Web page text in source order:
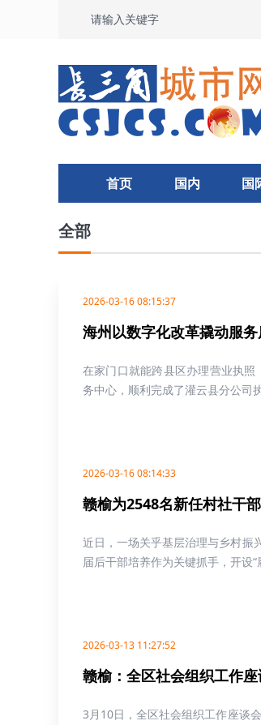
首页 国内 国
全部
2026-03-16 08:15:37
海州以数字化改革撬动服
在家门口就能跨县区办理营业执
务中心，顺利完成了灌云县分公司
2026-03-16 08:14:33
赣榆为2548名新任村社干
近日，一场关乎基层治理与乡村振
届后干部培养作为关键抓手，开设
2026-03-13 11:27:52
赣榆：全区社会组织工作
3月10日，全区社会组织工作座谈